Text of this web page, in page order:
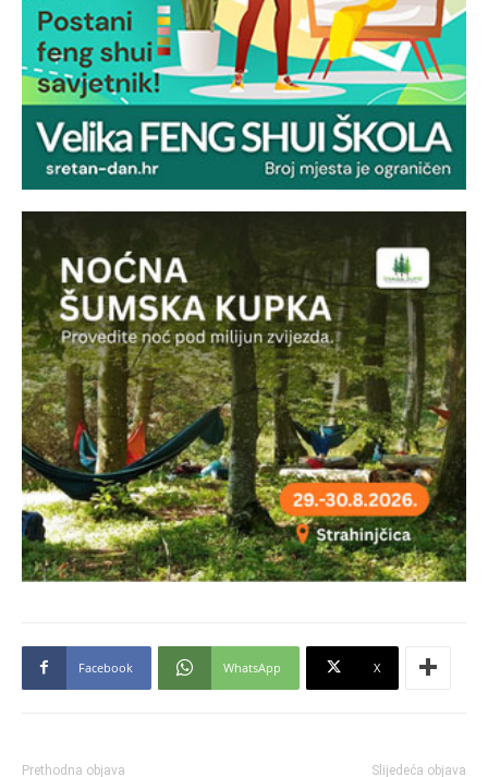
Facebook WhatsApp X
Prethodna objava Slijedeća objava